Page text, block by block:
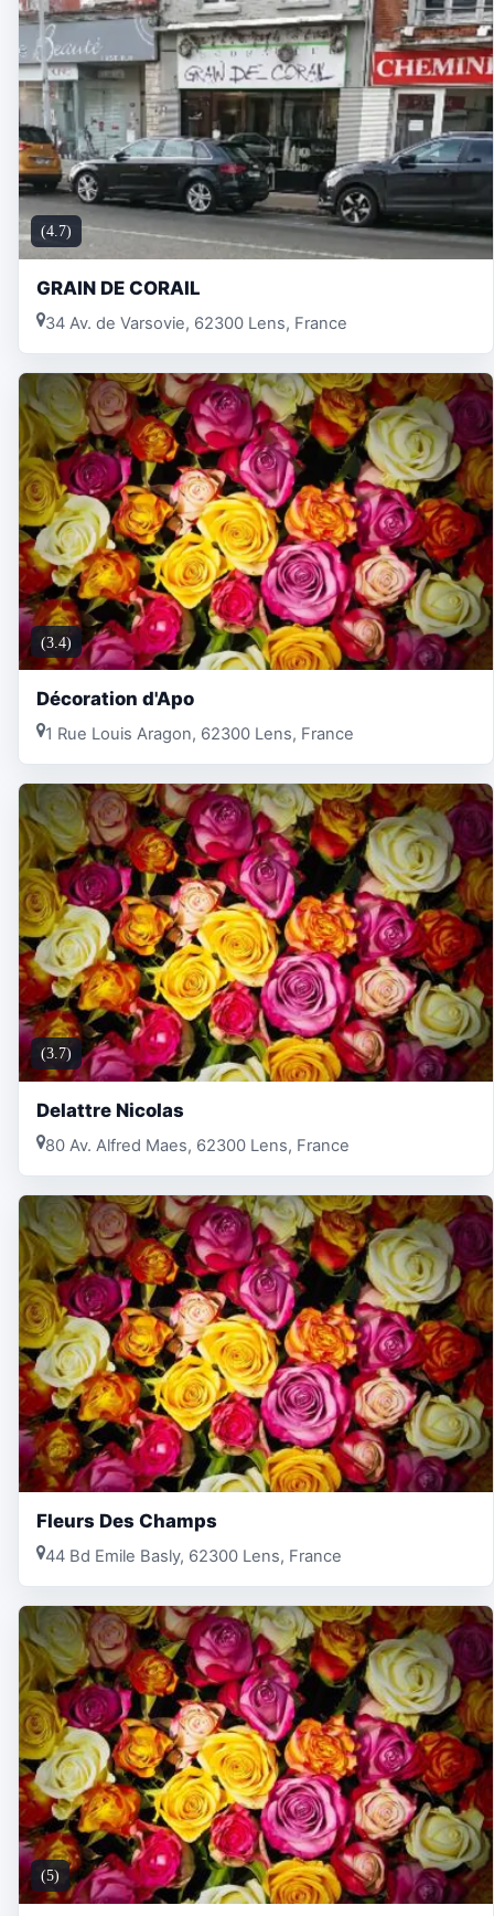
(4.7)
GRAIN DE CORAIL
34 Av. de Varsovie, 62300 Lens, France
(3.4)
Décoration d'Apo
1 Rue Louis Aragon, 62300 Lens, France
(3.7)
Delattre Nicolas
80 Av. Alfred Maes, 62300 Lens, France
Fleurs Des Champs
44 Bd Emile Basly, 62300 Lens, France
(5)